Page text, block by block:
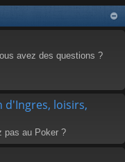
avez des questions ?
d'Ingres, loisirs,
pas au Poker ?